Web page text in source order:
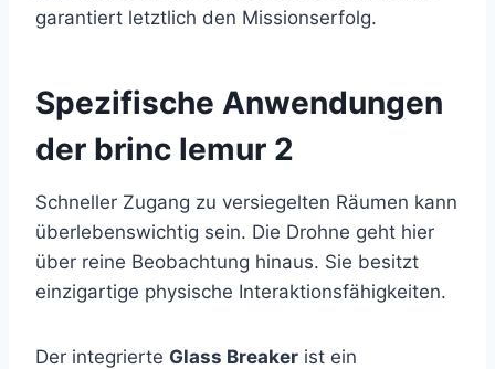
garantiert letztlich den Missionserfolg.
Spezifische Anwendungen
der brinc lemur 2
Schneller Zugang zu versiegelten Räumen kann
überlebenswichtig sein. Die Drohne geht hier
über reine Beobachtung hinaus. Sie besitzt
einzigartige physische Interaktionsfähigkeiten.
Der integrierte Glass Breaker ist ein